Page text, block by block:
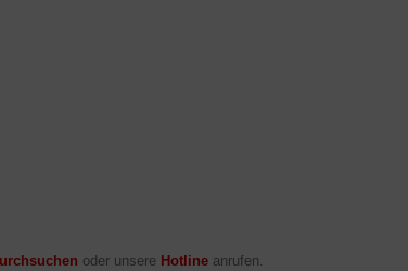
oder unsere Hotline anrufen.